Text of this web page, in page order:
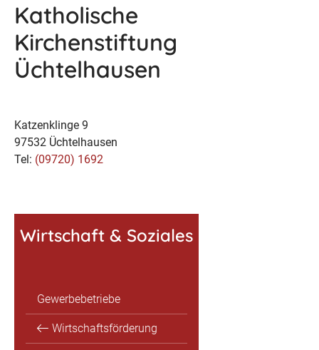
Katholische
Kirchenstiftung
Üchtelhausen
Katzenklinge 9
97532 Üchtelhausen
Tel: (09720) 1692
Wirtschaft & Soziales
Gewerbebetriebe
Wirtschaftsförderung